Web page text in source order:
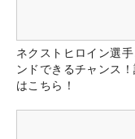
ネクストヒロイン選
ンドできるチャンス！
はこちら！